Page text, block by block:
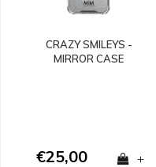
CRAZY SMILEYS -
MIRROR CASE
€25,00 +